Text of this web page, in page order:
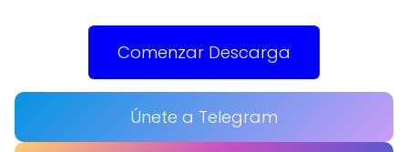
Comenzar Descarga
Únete a Telegram